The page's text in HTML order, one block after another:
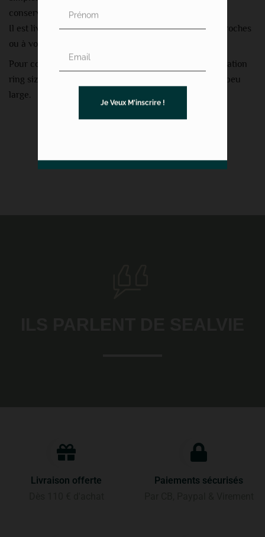
conserver son éclat.
Il est livré dans une boîte cadeau prête à offrir à vos proches
ou à vous-même.
Pour connaitre votre tour de doigt, téléchargez l’application
ring sizer. Prenez 1 taille au dessu car l’anneau est un peu
large.
Livraison offerte
Paiements sécurisés
Je Veux M'inscrire !